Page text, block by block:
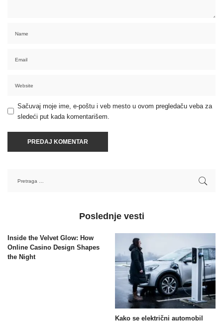
Sačuvaj moje ime, e-poštu i veb mesto u ovom pregledaču veba za
sledeći put kada komentarišem.
Poslednje vesti
Inside the Velvet Glow: How
Online Casino Design Shapes
the Night
Kako se električni automobil